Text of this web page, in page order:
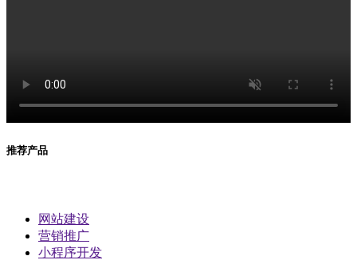
推荐产品
网站建设
营销推广
小程序开发